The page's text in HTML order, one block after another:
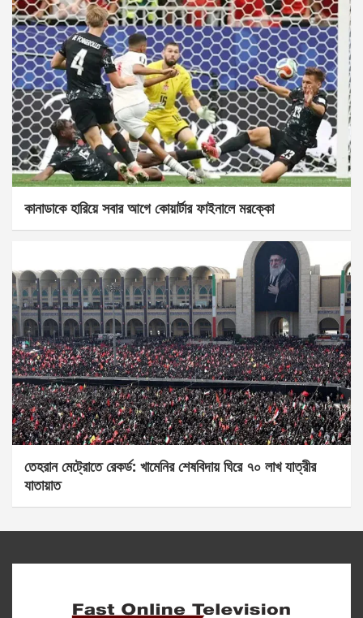
কানাডাকে হারিয়ে সবার আগে কোয়ার্টার ফাইনালে মরক্কো
তেহরান মেট্রোতে রেকর্ড: খামেনির শেষবিদায় ঘিরে ৭০ লাখ যাত্রীর
যাতায়াত